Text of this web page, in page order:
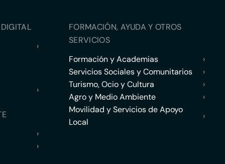
›
›
›
›
FORMACIÓN, AYUDA Y OTROS
SERVICIOS
Formación y Academias
›
Servicios Sociales y Comunitarios
›
Turismo, Ocio y Cultura
›
Agro y Medio Ambiente
›
Movilidad y Servicios de Apoyo
Local
›